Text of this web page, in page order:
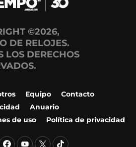
©2026,
DE RELOJES.
LOS DERECHOS
Equipo
Contacto
Anuario
de uso
Política de privacidad